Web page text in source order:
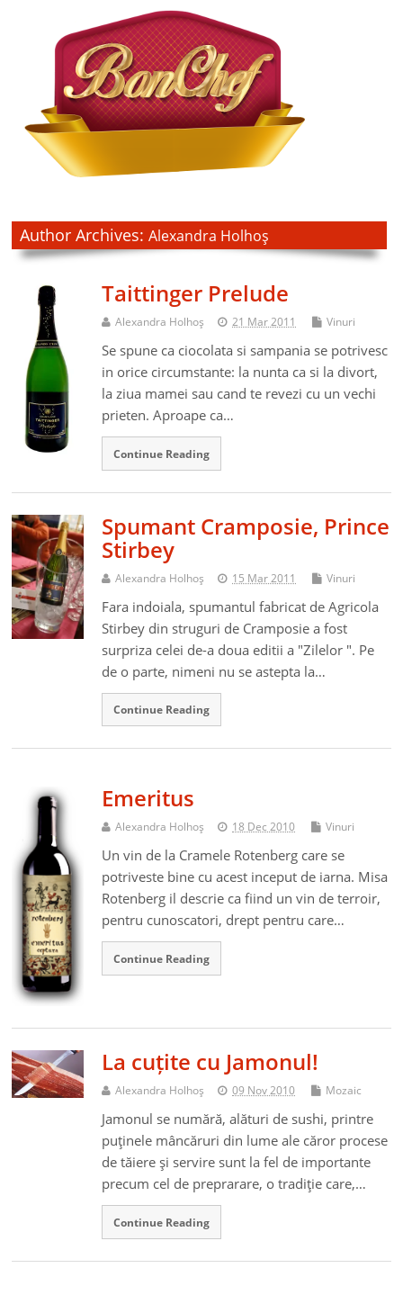
Author Archives: Alexandra Holhoş
Taittinger Prelude
Alexandra Holhoş 21 Mar 2011 Vinuri
Se spune ca ciocolata si sampania se potrivesc
in orice circumstante: la nunta ca si la divort,
la ziua mamei sau cand te revezi cu un vechi
prieten. Aproape ca…
Continue Reading
Spumant Cramposie, Prince
Stirbey
Alexandra Holhoş 15 Mar 2011 Vinuri
Fara indoiala, spumantul fabricat de Agricola
Stirbey din struguri de Cramposie a fost
surpriza celei de-a doua editii a "Zilelor ". Pe
de o parte, nimeni nu se astepta la…
Continue Reading
Emeritus
Alexandra Holhoş 18 Dec 2010 Vinuri
Un vin de la Cramele Rotenberg care se
potriveste bine cu acest inceput de iarna. Misa
Rotenberg il descrie ca fiind un vin de terroir,
pentru cunoscatori, drept pentru care…
Continue Reading
La cuțite cu Jamonul!
Alexandra Holhoş 09 Nov 2010 Mozaic
Jamonul se numără, alături de sushi, printre
puţinele mâncăruri din lume ale căror procese
de tăiere şi servire sunt la fel de importante
precum cel de preprarare, o tradiţie care,…
Continue Reading